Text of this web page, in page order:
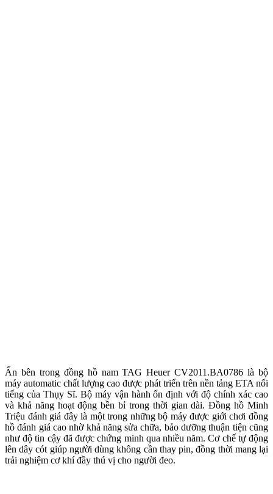
Ẩn bên trong đồng hồ nam TAG Heuer CV2011.BA0786 là bộ
máy automatic chất lượng cao được phát triển trên nền tảng ETA nổi
tiếng của Thụy Sĩ. Bộ máy vận hành ổn định với độ chính xác cao
và khả năng hoạt động bền bỉ trong thời gian dài. Đồng hồ Minh
Triệu đánh giá đây là một trong những bộ máy được giới chơi đồng
hồ đánh giá cao nhờ khả năng sửa chữa, bảo dưỡng thuận tiện cũng
như độ tin cậy đã được chứng minh qua nhiều năm. Cơ chế tự động
lên dây cót giúp người dùng không cần thay pin, đồng thời mang lại
trải nghiệm cơ khí đầy thú vị cho người đeo.